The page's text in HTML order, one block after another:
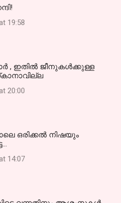
19:58
, ഇതില്‍ ജീനുകള്‍ക്കുള്ള
20:00
ഒരിക്കല്‍ നിഷയും
14:07